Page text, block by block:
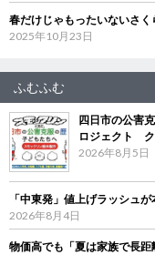
春だけじゃもったいないさ
2025年10月23日
ふむふむ
四日市の公害
ロジェクト ク
2026年8月5日
「中東発」値上げラッシュ
2026年8月4日
物価高でも「夏は家族で長